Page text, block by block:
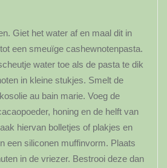
Giet het water af en maal dit in
een smeuïge cashewnotenpasta.
water toe als de pasta te dik
in kleine stukjes. Smelt de
au bain marie. Voeg de
honing en de helft van
hiervan bolletjes of plakjes en
een siliconen muffinvorm. Plaats
in de vriezer. Bestrooi deze dan